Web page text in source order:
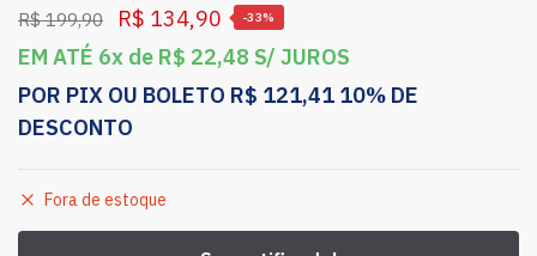
R$199,90 R$ 134,90
EM ATÉ 6x de R$ 22,48 S/ JUROS
POR PIX OU BOLETO R$ 121,41 10% DE
DESCONTO
-33%
Fora de estoque